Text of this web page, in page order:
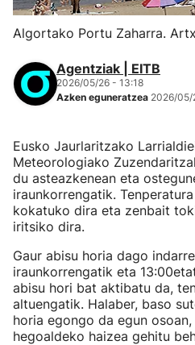
Algortako Portu Zaharra.
Agentziak | EITB
2026/05/26 - 13:18
Azken eguneratzea 2026/05/
Eusko Jaurlaritzako
Meteorologiako
du asteazkenean eta
iraunkorrengatik.
kokatuko dira eta zenbait
iritsiko dira.
Gaur abisu horia dago
iraunkorrengatik eta
abisu hori bat aktibatu da,
altuengatik. Halaber, baso
horia egongo da egun
hegoaldeko haizea gehitu